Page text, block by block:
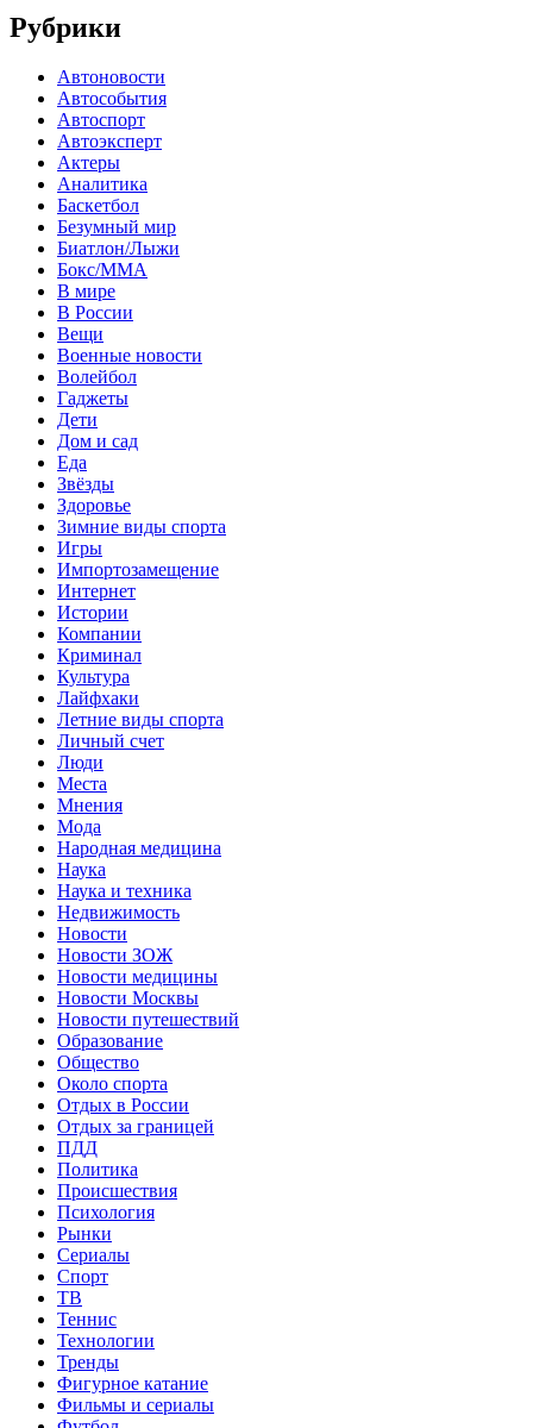
Рубрики
Автоновости
Автособытия
Автоспорт
Автоэксперт
Актеры
Аналитика
Баскетбол
Безумный мир
Биатлон/Лыжи
Бокс/MMA
В мире
В России
Вещи
Военные новости
Волейбол
Гаджеты
Дети
Дом и сад
Еда
Звёзды
Здоровье
Зимние виды спорта
Игры
Импортозамещение
Интернет
Истории
Компании
Криминал
Культура
Лайфхаки
Летние виды спорта
Личный счет
Люди
Места
Мнения
Мода
Народная медицина
Наука
Наука и техника
Недвижимость
Новости
Новости ЗОЖ
Новости медицины
Новости Москвы
Новости путешествий
Образование
Общество
Около спорта
Отдых в России
Отдых за границей
ПДД
Политика
Происшествия
Психология
Рынки
Сериалы
Спорт
ТВ
Теннис
Технологии
Тренды
Фигурное катание
Фильмы и сериалы